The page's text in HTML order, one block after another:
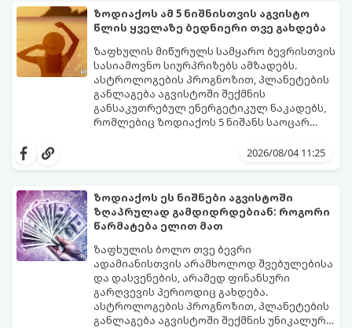
სურვილების გადადებასა და ხარჯების
მკაცრ კონტროლს. თუმცა, ახლა სიტუაცია
თანდათან შეიცვლება.
პრობლემები, რომლებიც უსასრულო
გეგონათ, უკან დაიხევს, ამასთან ერთად კი
გაჩნდება მეტი ნდობა მომავლის მიმართ.
რთული პერიოდის შემდეგ ეს ნიშნები
შეძლებენ ამოისუნთქონ და დაინახონ
ახალი შესაძლებლობები.
ზოდიაქოს ამ 5 ნიშნისთვის აგვისტო
წლის ყველაზე ბედნიერი თვე გახდება
ზაფხულის მიწურულს სამყარო ბევრისთვის
სასიამოვნო სიურპრიზებს ამზადებს.
ასტროლოგების პროგნოზით, პლანეტების
განლაგება აგვისტოში შექმნის
განსაკუთრებულ ენერგეტიკულ ნაკადებს,
რომლებიც ზოდიაქოს 5 ნიშანს საოცარ
ყველაზე ბედნიერი თვე აღმოჩნდება.
2026/08/04 11:25
ზოდიაქოს ეს ნიშნები აგვისტოში
ზღაპრულად გამდიდრდებიან: როგორი
წარმატება ელით მათ
ზაფხულის ბოლო თვე ბევრი
ადამიანისთვის არამხოლოდ შვებულებისა
და დასვენების, არამედ ფინანსური
გარღვევის პერიოდიც გახდება.
ასტროლოგების პროგნოზით, პლანეტების
განლაგება აგვისტოში შექმნის უნიკალურ